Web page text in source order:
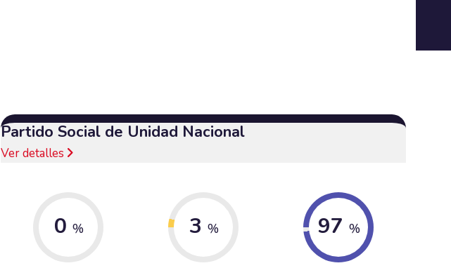
Partido Social de Unidad Nacional
Ver detalles
0 % 3 % 97 %